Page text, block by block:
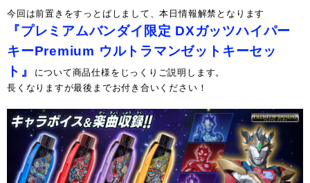
今回は前置きをすっとばしまして、本日情報解禁となります
『プレミアムバンダイ限定 DXガッツハイパー
キーPremium ウルトラマンゼットキーセッ
ト』
について商品仕様をじっくりご説明します。
長くなりますが最後までお付き合いください！